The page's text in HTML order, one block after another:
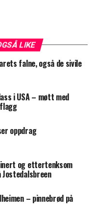
LIKE
falne, også de sivile
i USA – møtt med
oppdrag
og ettertenksom
– pinnebrød på